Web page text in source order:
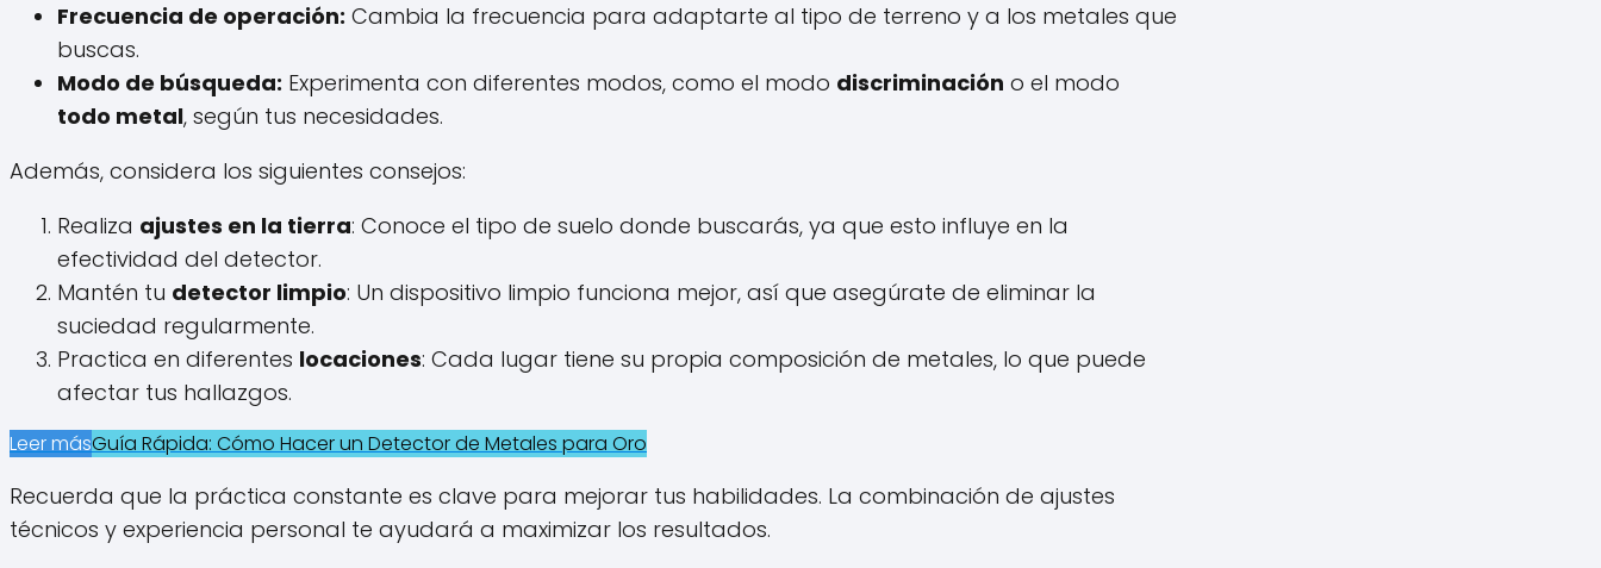
Frecuencia de operación: Cambia la frecuencia para adaptarte al tipo de terreno y a los metales que
buscas.
Modo de búsqueda: Experimenta con diferentes modos, como el modo discriminación o el modo
todo metal, según tus necesidades.
Además, considera los siguientes consejos:
Realiza ajustes en la tierra: Conoce el tipo de suelo donde buscarás, ya que esto influye en la
efectividad del detector.
Mantén tu detector limpio: Un dispositivo limpio funciona mejor, así que asegúrate de eliminar la
suciedad regularmente.
Practica en diferentes locaciones: Cada lugar tiene su propia composición de metales, lo que puede
afectar tus hallazgos.
Leer másGuía Rápida: Cómo Hacer un Detector de Metales para Oro
Recuerda que la práctica constante es clave para mejorar tus habilidades. La combinación de ajustes
técnicos y experiencia personal te ayudará a maximizar los resultados.